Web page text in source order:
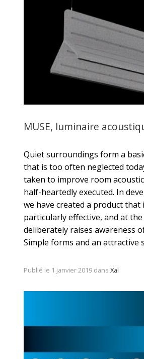
MUSE, luminaire
Quiet surroundings form a
that is too often neglected
taken to improve room
half-heartedly executed. In
we have created a product that
particularly effective, and at
deliberately raises awareness
Simple forms and an attractive
Publié le 1 janvier 2019 dansXal